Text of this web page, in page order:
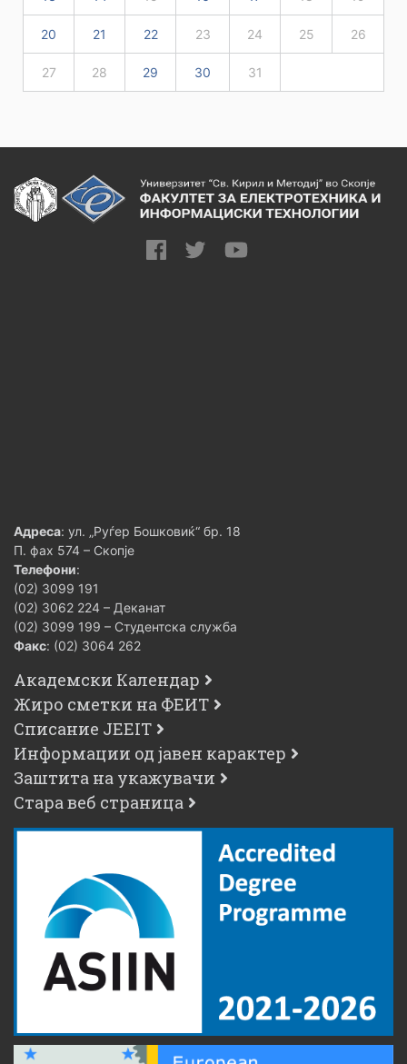
20 21 22 23 24 25 26
27 28 29 30 31
Адреса: ул. „Руѓер Бошковиќ“ бр. 18
П. фах 574 – Скопје
Телефони:
(02) 3099 191
(02) 3062 224 – Деканат
(02) 3099 199 – Студентска служба
Факс: (02) 3064 262
Академски Календар
Жиро сметки на ФЕИТ
Списание JEEIT
Информации од јавен карактер
Заштита на укажувачи
Стара веб страница